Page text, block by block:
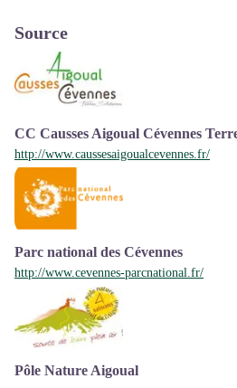
Source
CC Causses Aigoual Cévennes
http://www.caussesaigoualcevennes.fr/
Parc national des Cévennes
http://www.cevennes-parcnational.fr/
Pôle Nature Aigoual